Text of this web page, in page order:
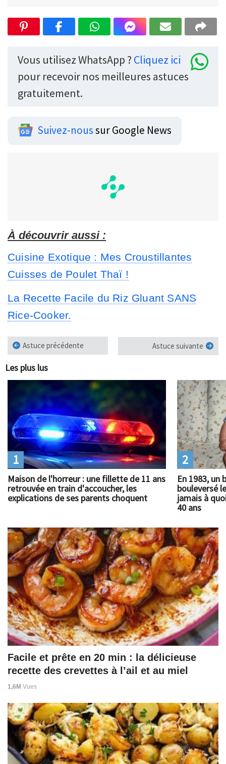
Vous utilisez WhatsApp ? Cliquez ici
pour recevoir nos meilleures astuces
gratuitement.
Suivez-noussur Google News
À découvrir aussi :
Cuisine Exotique : Mes Croustillantes
Cuisses de Poulet Thaï !
La Recette Facile du Riz Gluant SANS
Rice-Cooker.
Astuce précédente Astuce suivante
Les plus lus
Maison de l'horreur : une fillette de 11 ans
retrouvée en train d'accoucher, les
explications de ses parents choquent
1
En 1983, un
bouleversé
jamais à
40 ans
2
Facile et prête en 20 min : la délicieuse
recette des crevettes à l’ail et au miel
1,6M Vues